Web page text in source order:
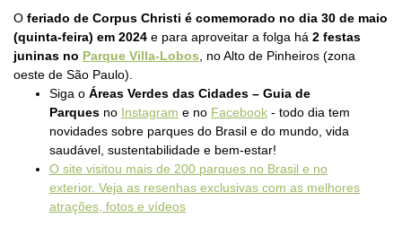
O feriado de Corpus Christi é comemorado no dia 30 de maio
(quinta-feira) em 2024 e para aproveitar a folga há 2 festas
juninas no Parque Villa-Lobos , no Alto de Pinheiros (zona
oeste de São Paulo).
Siga o Áreas Verdes das Cidades – Guia de
Parques no Instagram e no Facebook - todo dia tem
novidades sobre parques do Brasil e do mundo, vida
saudável, sustentabilidade e bem-estar!
O site visitou mais de 200 parques no Brasil e no
exterior. Veja as resenhas exclusivas com as melhores
atrações, fotos e vídeos